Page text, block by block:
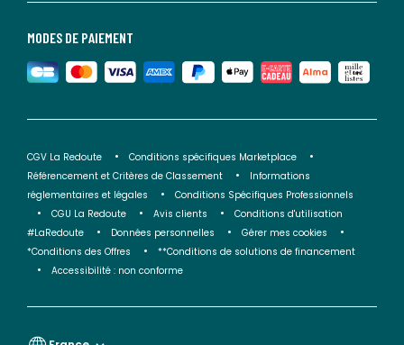
MODES DE PAIEMENT
CGV La Redoute
Conditions spécifiques Marketplace
Référencement et Critères de Classement
Informations
réglementaires et légales
Conditions Spécifiques Professionnels
CGU La Redoute
Avis clients
Conditions d'utilisation
#LaRedoute
Données personnelles
Gérer mes cookies
*Conditions des Offres
**Conditions de solutions de financement
Accessibilité : non conforme